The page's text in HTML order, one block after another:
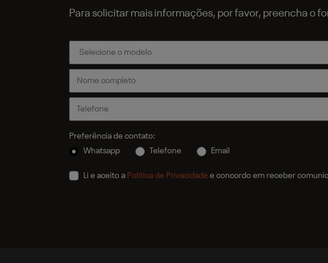
Para solicitar mais informações, por favor, preencha o
Preferência de contato:
Whatsapp
Telefone Email
Li e aceito a Política de Privacidade e concordo em receber